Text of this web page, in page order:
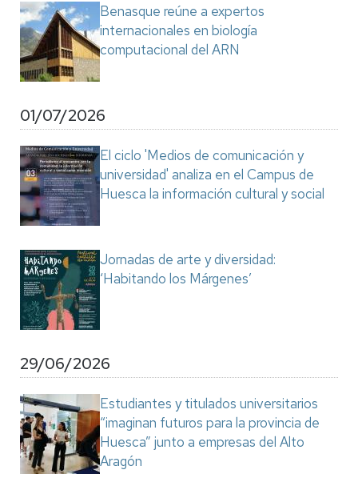
Benasque reúne a expertos
internacionales en biología
computacional del ARN
01/07/2026
El ciclo 'Medios de comunicación y
universidad' analiza en el Campus de
Huesca la información cultural y social
Jornadas de arte y diversidad:
‘Habitando los Márgenes’
29/06/2026
Estudiantes y titulados universitarios
“imaginan futuros para la provincia de
Huesca” junto a empresas del Alto
Aragón